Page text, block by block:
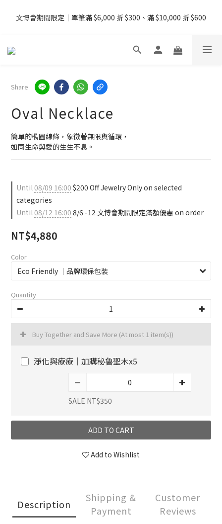
免運
文博會期間限定｜單筆滿 $6,000 折 $300、滿 $10,000 折 $600
08/07 - 09  台灣下單即免運 ・港澳滿 USD99、新加坡滿 USD199
Share
Oval Necklace
簡單的橢圓線條，象徵著無限與循環，
如同生命與愛的生生不息。
Until08/09 16:00 $200 Off Jewelry Only on selected
categories
Until08/12 16:00 8/6 -12 文博會期間限定滿額優惠 on order
NT$4,880
Color
Quantity
Buy Together and Save More (At most 1 item(s))
淨化與療療｜加購秘魯聖木x5
SALE NT$350
ADD TO CART
Add to Wishlist
Description
Shipping &
Payment
Customer
Reviews